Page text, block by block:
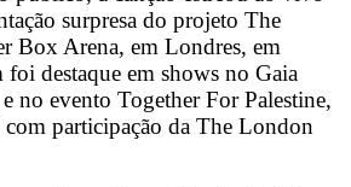
surpresa do projeto The
Box Arena, em Londres, em
foi destaque em shows no Gaia
no evento Together For Palestine,
participação da The London